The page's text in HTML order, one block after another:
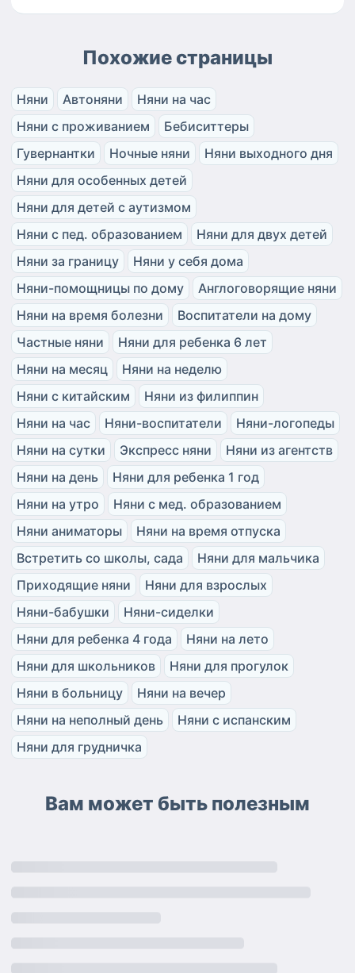
Похожие страницы
Няни Автоняни
Няни на час
Няни с проживанием
Бебиситтеры
Гувернантки
Ночные няни
Няни выходного дня
Няни для особенных детей
Няни для детей с аутизмом
Няни с пед. образованием
Няни для двух детей
Няни за границу
Няни у себя дома
Няни-помощницы по дому
Англоговорящие няни
Няни на время болезни
Воспитатели на дому
Частные няни
Няни для ребенка 6 лет
Няни на месяц
Няни на неделю
Няни с китайским
Няни из филиппин
Няни на час
Няни-воспитатели
Няни-логопеды
Няни на сутки
Экспресс няни
Няни из агентств
Няни на день
Няни для ребенка 1 год
Няни на утро
Няни с мед. образованием
Няни аниматоры
Няни на время отпуска
Встретить со школы, сада
Няни для мальчика
Приходящие няни
Няни для взрослых
Няни-бабушки
Няни-сиделки
Няни для ребенка 4 года
Няни на лето
Няни для школьников
Няни для прогулок
Няни в больницу
Няни на вечер
Няни на неполный день
Няни с испанским
Няни для грудничка
Вам может быть полезным